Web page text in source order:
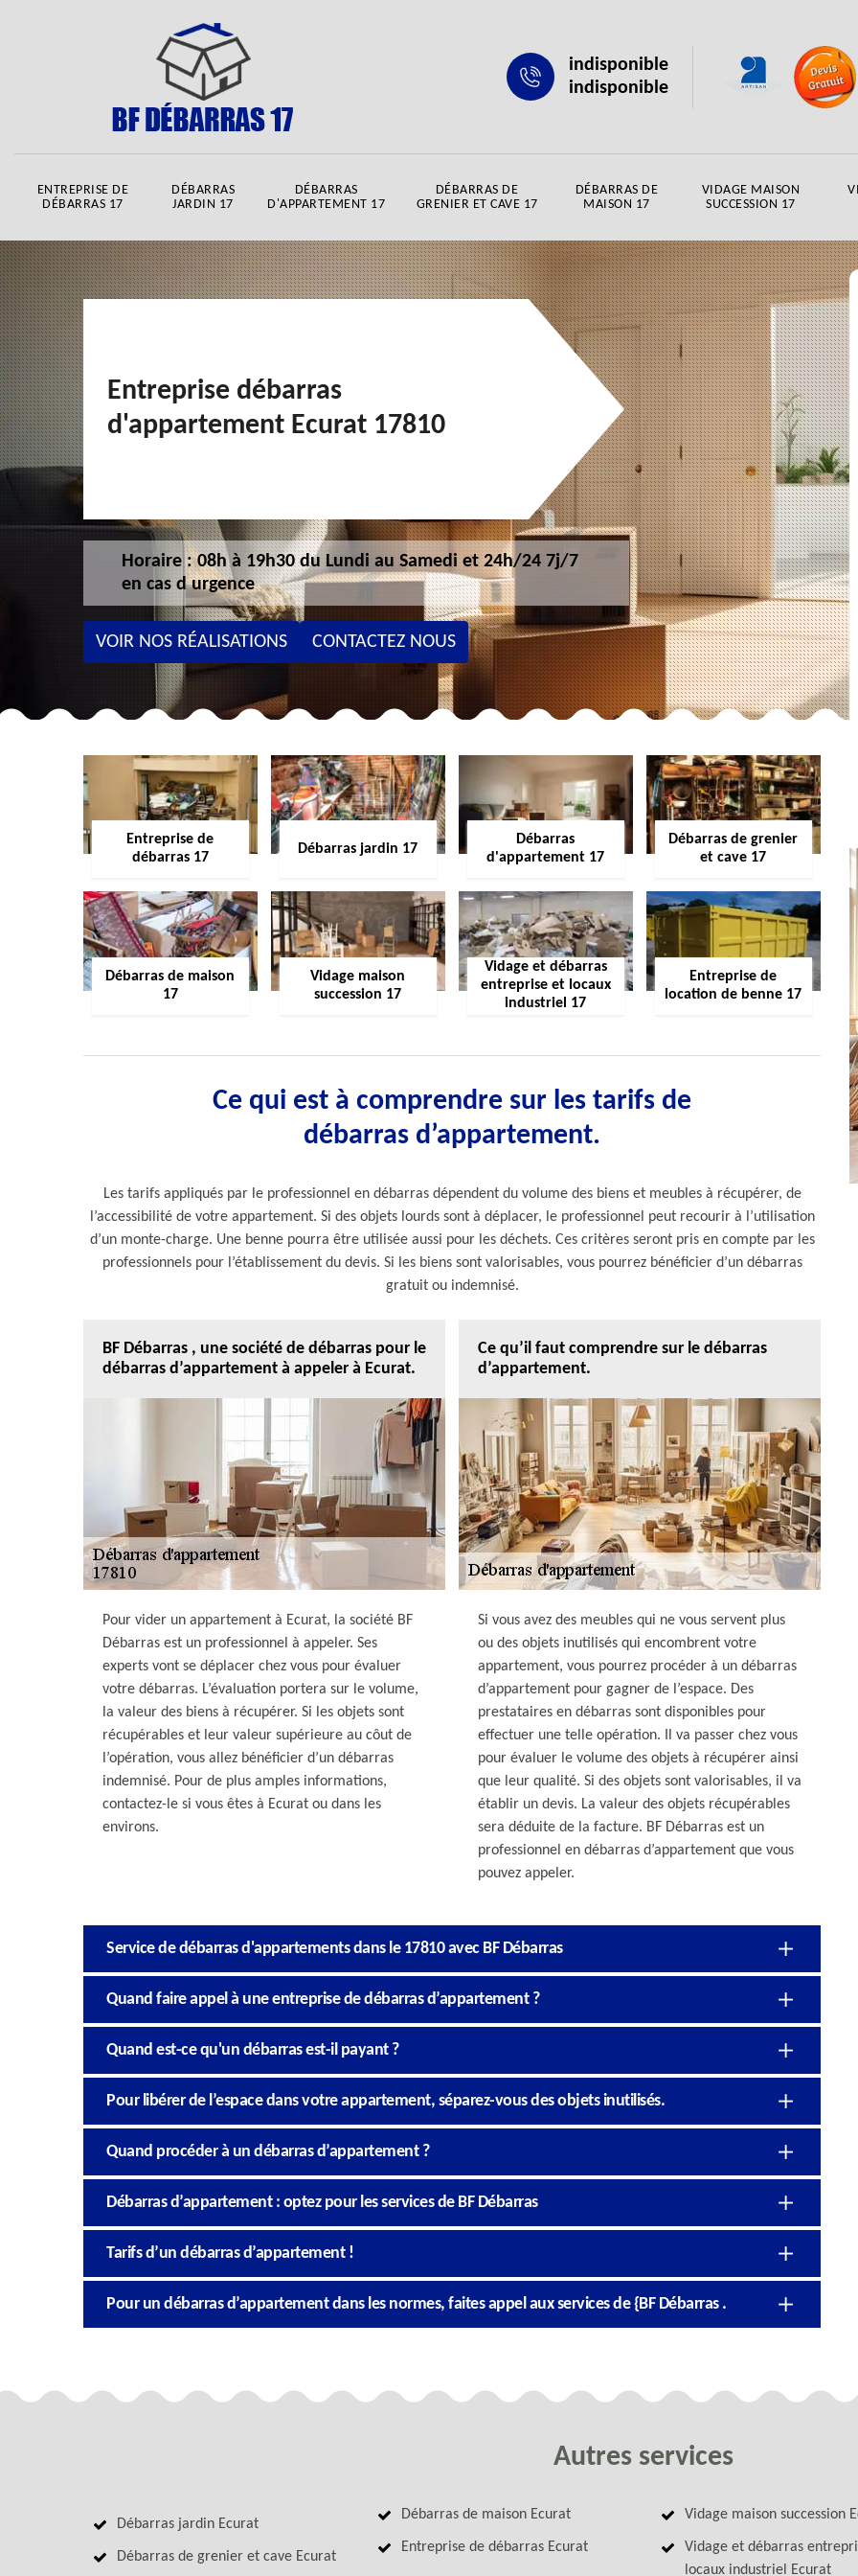
indisponible
indisponible
ENTREPRISE DE
DÉBARRAS 17
DÉBARRAS
JARDIN 17
DÉBARRAS
D'APPARTEMENT 17
DÉBARRAS DE
GRENIER ET CAVE 17
DÉBARRAS DE
MAISON 17
VIDAGE MAISON
SUCCESSION 17
Entreprise débarras
d'appartement Ecurat 17810
Horaire : 08h à 19h30 du Lundi au Samedi et 24h/24 7j/7
en cas d urgence
VOIR NOS RÉALISATIONS CONTACTEZ NOUS
Entreprise de
débarras 17
Débarras jardin 17
Débarras
d'appartement 17
Débarras de grenier
et cave 17
Débarras de maison
17
Vidage maison
succession 17
Vidage et débarras
entreprise et locaux
industriel 17
Entreprise de
location de benne 17
Ce qui est à comprendre sur les tarifs de
débarras d’appartement.
Les tarifs appliqués par le professionnel en débarras dépendent du volume des biens et meubles à récupérer, de
l’accessibilité de votre appartement. Si des objets lourds sont à déplacer, le professionnel peut recourir à l’utilisation
d’un monte-charge. Une benne pourra être utilisée aussi pour les déchets. Ces critères seront pris en compte par les
professionnels pour l’établissement du devis. Si les biens sont valorisables, vous pourrez bénéficier d’un débarras
gratuit ou indemnisé.
BF Débarras , une société de débarras pour le
débarras d’appartement à appeler à Ecurat.
Pour vider un appartement à Ecurat, la société BF
Débarras est un professionnel à appeler. Ses
experts vont se déplacer chez vous pour évaluer
votre débarras. L’évaluation portera sur le volume,
la valeur des biens à récupérer. Si les objets sont
récupérables et leur valeur supérieure au côut de
l’opération, vous allez bénéficier d’un débarras
indemnisé. Pour de plus amples informations,
contactez-le si vous êtes à Ecurat ou dans les
environs.
Ce qu’il faut comprendre sur le débarras
d’appartement.
Si vous avez des meubles qui ne vous servent plus
ou des objets inutilisés qui encombrent votre
appartement, vous pourrez procéder à un débarras
d’appartement pour gagner de l’espace. Des
prestataires en débarras sont disponibles pour
effectuer une telle opération. Il va passer chez vous
pour évaluer le volume des objets à récupérer ainsi
que leur qualité. Si des objets sont valorisables, il va
établir un devis. La valeur des objets récupérables
sera déduite de la facture. BF Débarras est un
professionnel en débarras d’appartement que vous
pouvez appeler.
Service de débarras d'appartements dans le 17810 avec BF Débarras
Quand faire appel à une entreprise de débarras d’appartement ?
Quand est-ce qu'un débarras est-il payant ?
Pour libérer de l’espace dans votre appartement, séparez-vous des objets inutilisés.
Quand procéder à un débarras d’appartement ?
Débarras d’appartement : optez pour les services de BF Débarras
Tarifs d’un débarras d’appartement !
Pour un débarras d’appartement dans les normes, faites appel aux services de {BF Débarras .
Autres services
Débarras jardin Ecurat
Débarras de grenier et cave Ecurat
Débarras de maison Ecurat
Entreprise de débarras Ecurat
Vidage maison succession
Vidage et débarras
locaux industriel Ecurat